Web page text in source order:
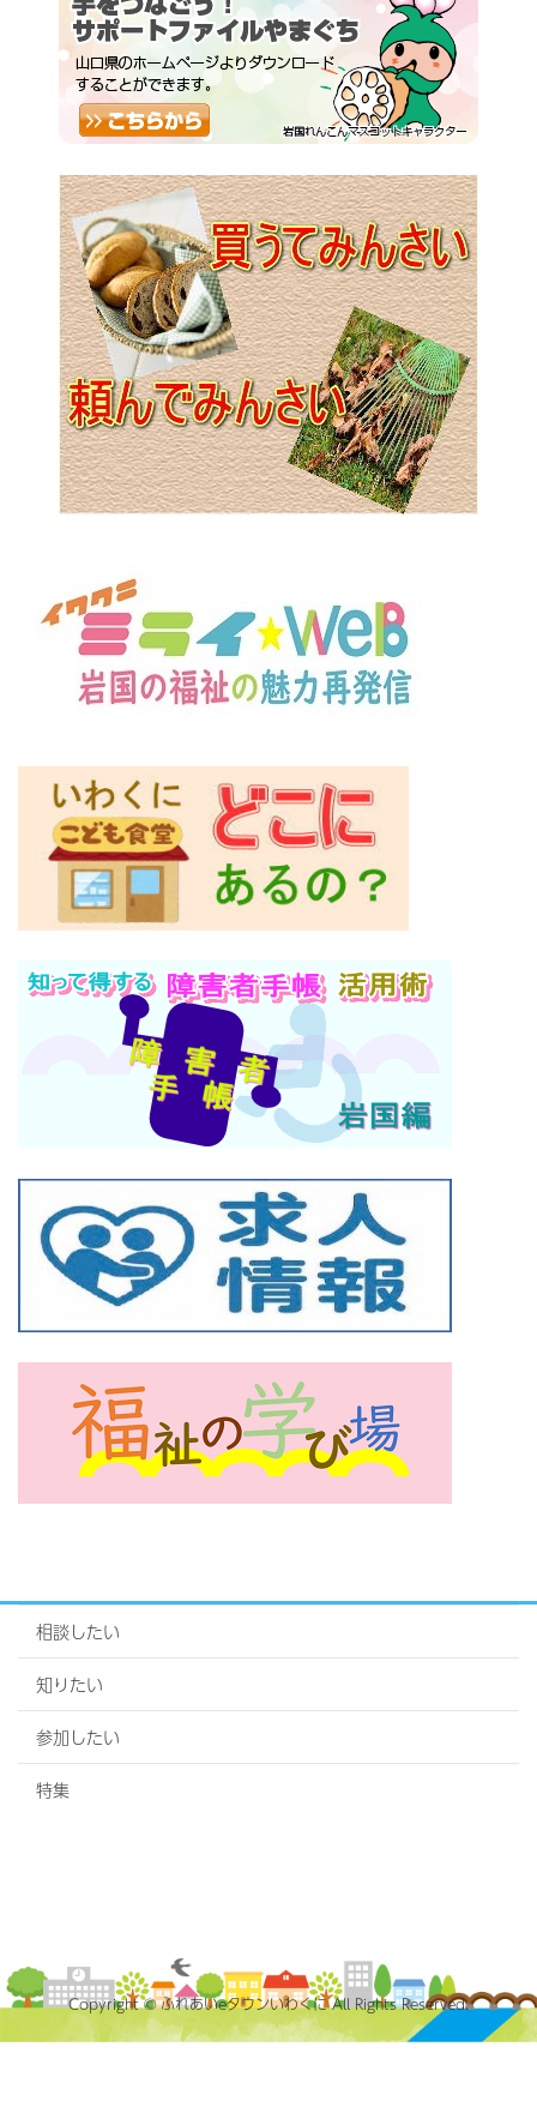
相談したい
知りたい
参加したい
特集
Copyright © ふれあいeタウンいわくに All Rights Reserved.